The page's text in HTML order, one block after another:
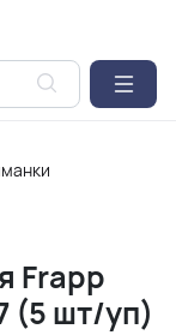
Frapp
(5 шт/уп)